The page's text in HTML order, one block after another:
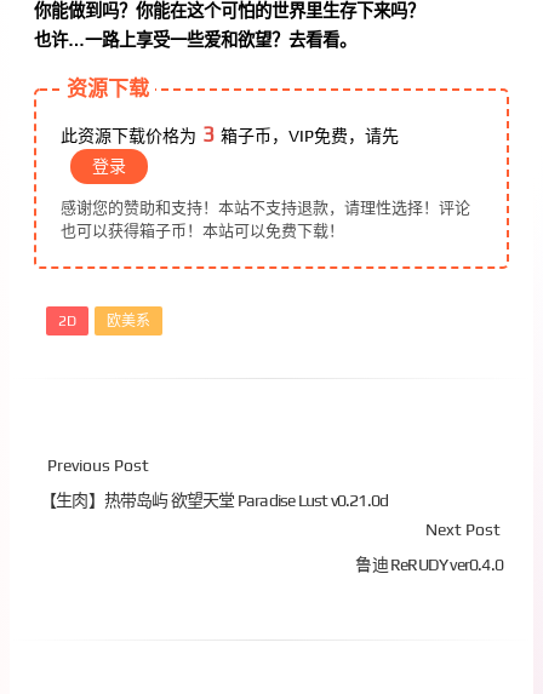
你能做到吗？你能在这个可怕的世界里生存下来吗？
也许…一路上享受一些爱和欲望？去看看。
资源下载
此资源下载价格为 3 箱子币，VIP免费，请先
登录
感谢您的赞助和支持！本站不支持退款，请理性选择！评论
也可以获得箱子币！本站可以免费下载！
2D 欧美系
Previous Post
【生肉】热带岛屿 欲望天堂 Paradise Lust v0.21.0d
Next Post
鲁迪 ReRUDY ver0.4.0